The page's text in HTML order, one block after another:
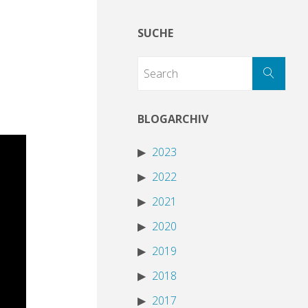
SUCHE
BLOGARCHIV
2023
2022
2021
2020
2019
2018
2017